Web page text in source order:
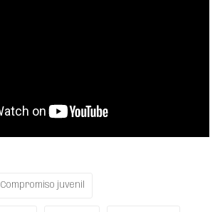
Compromiso juvenil